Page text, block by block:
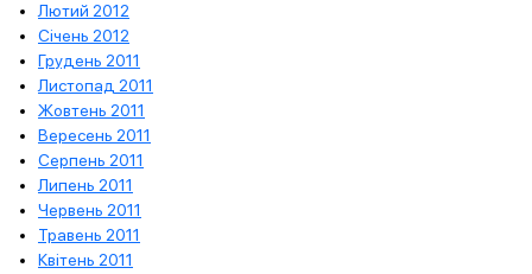
Лютий 2012
Січень 2012
Грудень 2011
Листопад 2011
Жовтень 2011
Вересень 2011
Серпень 2011
Липень 2011
Червень 2011
Травень 2011
Квітень 2011